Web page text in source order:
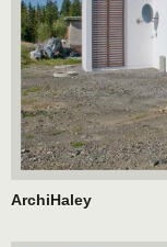
ArchiHaley